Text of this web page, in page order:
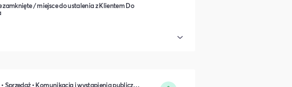
zamknięte / miejsce do ustalenia z Klientem Do
Zarządzanie • Sprzedaż • Komunikacja i wystąpienia publiczne • Rozwój osobisty • Turystyka i podróże • Wydarzenia zamknięte • Marketing • Biznes i Przedsiędsiębiorczość • Nauka i Edukacja • Polityka i Gospodarka • Dieta, Odżywianie i Degustacje • IT i Nowe technologie